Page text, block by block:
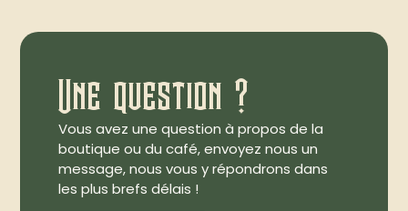
Une question ?
Vous avez une question à propos de la
boutique ou du café, envoyez nous un
message, nous vous y répondrons dans
les plus brefs délais !